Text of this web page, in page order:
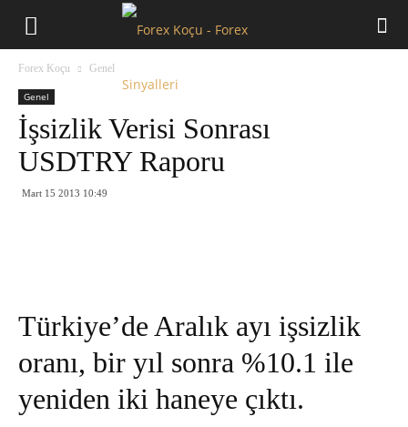
Forex Koçu Genel
Genel
İşsizlik Verisi Sonrası
USDTRY Raporu
Mart 15 2013 10:49
Türkiye’de Aralık ayı işsizlik
oranı, bir yıl sonra %10.1 ile
yeniden iki haneye çıktı.